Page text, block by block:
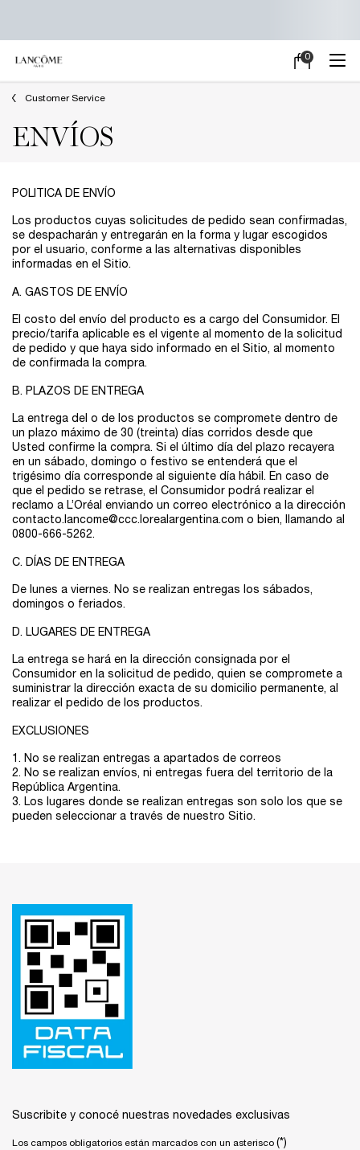
Mi
0
0 producto
Customer Service
ENVÍOS
POLITICA DE ENVÍO
Los productos cuyas solicitudes de pedido sean confirmadas,
se despacharán y entregarán en la forma y lugar escogidos
por el usuario, conforme a las alternativas disponibles
informadas en el Sitio.
A. GASTOS DE ENVÍO
El costo del envío del producto es a cargo del Consumidor. El
precio/tarifa aplicable es el vigente al momento de la solicitud
de pedido y que haya sido informado en el Sitio, al momento
de confirmada la compra.
B. PLAZOS DE ENTREGA
La entrega del o de los productos se compromete dentro de
un plazo máximo de 30 (treinta) días corridos desde que
Usted confirme la compra. Si el último día del plazo recayera
en un sábado, domingo o festivo se entenderá que el
trigésimo día corresponde al siguiente día hábil. En caso de
que el pedido se retrase, el Consumidor podrá realizar el
reclamo a L’Oréal enviando un correo electrónico a la dirección
contacto.lancome@ccc.lorealargentina.com o bien, llamando al
0800-666-5262.
C. DÍAS DE ENTREGA
De lunes a viernes. No se realizan entregas los sábados,
domingos o feriados.
D. LUGARES DE ENTREGA
La entrega se hará en la dirección consignada por el
Consumidor en la solicitud de pedido, quien se compromete a
suministrar la dirección exacta de su domicilio permanente, al
realizar el pedido de los productos.
EXCLUSIONES
1. No se realizan entregas a apartados de correos
2. No se realizan envíos, ni entregas fuera del territorio de la
República Argentina.
3. Los lugares donde se realizan entregas son solo los que se
pueden seleccionar a través de nuestro Sitio.
Suscribite y conocé nuestras novedades exclusivas
Los campos obligatorios están marcados con un asterisco (*)